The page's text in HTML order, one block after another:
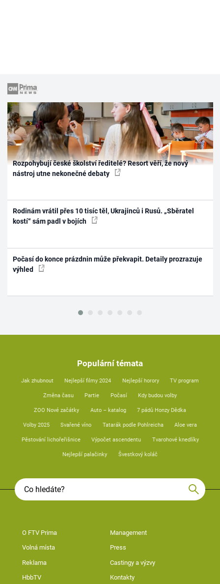
Rozpohybují české školství ředitelé? Resort věří, že nový
nástroj utne nekonečné debaty
Rodinám vrátil přes 10 tisíc těl, Ukrajinců i Rusů. „Sběratel
kostí“ sám padl v bojích
Počasí do konce prázdnin může překvapit. Detaily prozrazuje
výhled
Populární témata
Jak zhubnout Nejlepší filmy 2024 Nejlepší horory TV program
Změna času Partie Počasí Kdy budou volby
ZOO Nové začátky Auto – katalog 7 pádů Honzy Dědka
Volby 2025 Svařené víno Tatarák podle Pohlreicha Aloe vera
Pěstování lichořeřišnice Výpočet ascendentu Tvarohové knedlíky
Nejlepší palačinky Švestkový koláč
O FTV Prima Management
Volná místa Press
Reklama Castingy a výzvy
HbbTV Kontakty